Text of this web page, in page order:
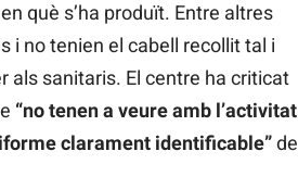
què s’ha produït. Entre altres
i no tenien el cabell recollit tal i
als sanitaris. El centre ha criticat
“no tenen a veure amb l’activitat
clarament identificable”de